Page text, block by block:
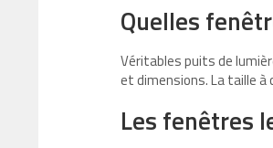
Quelles
Véritables puits de
et dimensions. La taille à
Les fenêtres